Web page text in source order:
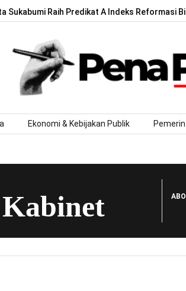
Sukabumi Raih Predikat A Indeks Reformasi
Ekonomi & Kebijakan Publik